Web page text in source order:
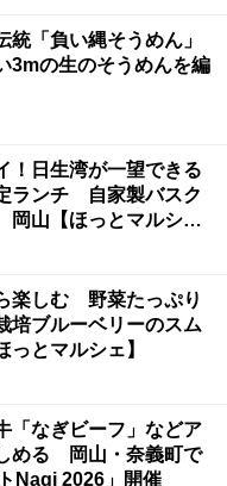
統「負い縄そうめん」
の生のそうめんを編
！日生湾が一望できる
ランチ 自家製バスク
山【ほっとマルシ
楽しむ 野菜たっぷり
培ブルーベリーのスム
とマルシェ】
「なぎビーフ」などア
める 岡山・奈義町で
Nagi 2026」開催